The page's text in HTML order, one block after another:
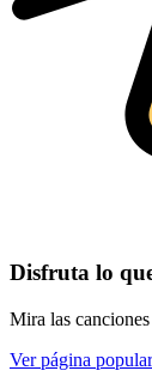
Disfruta lo
Mira las
Ver página popular